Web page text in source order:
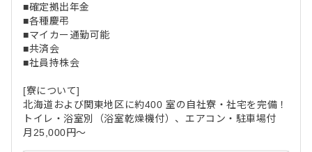
■確定拠出年金
■各種慶弔
■マイカー通勤可能
■共済会
■社員持株会
[寮について]
北海道および関東地区に約400 室の自社寮・社宅を完備！
トイレ・浴室別（浴室乾燥機付）、エアコン・駐車場付
月25,000円～